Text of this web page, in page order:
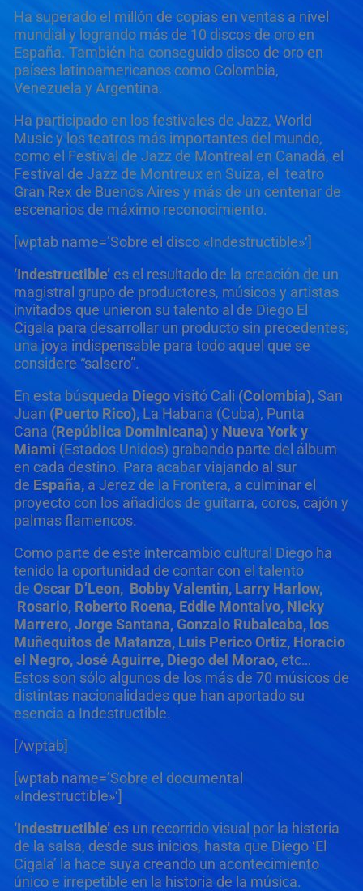
Ha superado el millón de copias en ventas a nivel
mundial y logrando más de 10 discos de oro en
España. También ha conseguido disco de oro en
países latinoamericanos como Colombia,
Venezuela y Argentina.
Ha participado en los festivales de Jazz, World
Music y los teatros más importantes del mundo,
como el Festival de Jazz de Montreal en Canadá, el
Festival de Jazz de Montreux en Suiza, el teatro
Gran Rex de Buenos Aires y más de un centenar de
escenarios de máximo reconocimiento.
[wptab name=’Sobre el disco «Indestructible»‘]
‘Indestructible’ es el resultado de la creación de un
magistral grupo de productores, músicos y artistas
invitados que unieron su talento al de Diego El
Cigala para desarrollar un producto sin precedentes;
una joya indispensable para todo aquel que se
considere “salsero”.
En esta búsqueda Diegovisitó Cali (Colombia),San
Juan (Puerto Rico),La Habana (Cuba), Punta
Cana (República Dominicana)y Nueva York y
Miami (Estados Unidos) grabando parte del álbum
en cada destino. Para acabar viajando al sur
de España,a Jerez de la Frontera, a culminar el
proyecto con los añadidos de guitarra, coros, cajón y
palmas flamencos.
Como parte de este intercambio cultural Diego ha
tenido la oportunidad de contar con el talento
de Oscar D’Leon, Bobby Valentin, Larry Harlow,
Rosario, Roberto Roena, Eddie Montalvo, Nicky
Marrero, Jorge Santana, Gonzalo Rubalcaba, los
Muñequitos de Matanza, Luis Perico Ortiz, Horacio
el Negro, José Aguirre, Diego del Morao, etc…
Estos son sólo algunos de los más de 70 músicos de
distintas nacionalidades que han aportado su
esencia a Indestructible.
[/wptab]
[wptab name=’Sobre el documental
«Indestructible»‘]
‘Indestructible’es un recorrido visual por la historia
de la salsa, desde sus inicios, hasta que Diego ‘El
Cigala’ la hace suya creando un acontecimiento
único e irrepetible en la historia de la música.